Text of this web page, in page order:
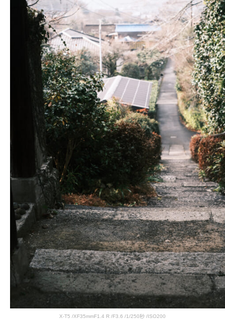
X-T5 /XF35mmF1.4 R /F3.6 /1/250秒 /ISO200